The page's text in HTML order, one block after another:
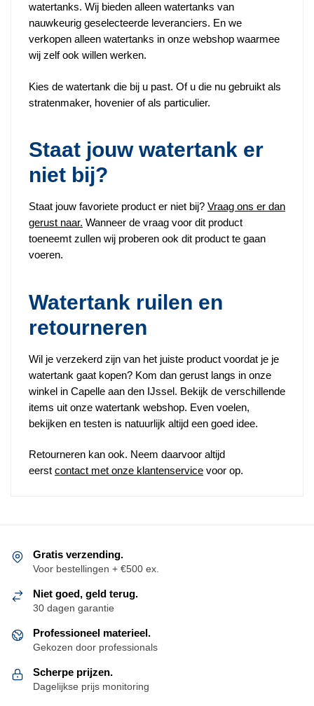
watertanks. Wij bieden alleen watertanks van
nauwkeurig geselecteerde leveranciers. En we
verkopen alleen watertanks in onze webshop waarmee
wij zelf ook willen werken.
Kies de watertank die bij u past. Of u die nu gebruikt als
stratenmaker, hovenier of als particulier.
Staat jouw watertank er
niet bij?
Staat jouw favoriete product er niet bij? Vraag ons er dan
gerust naar. Wanneer de vraag voor dit product
toeneemt zullen wij proberen ook dit product te gaan
voeren.
Watertank ruilen en
retourneren
Wil je verzekerd zijn van het juiste product voordat je je
watertank gaat kopen? Kom dan gerust langs in onze
winkel in Capelle aan den IJssel. Bekijk de verschillende
items uit onze watertank webshop. Even voelen,
bekijken en testen is natuurlijk altijd een goed idee.
Retourneren kan ook. Neem daarvoor altijd
eerst contact met onze klantenservice voor op.
Gratis verzending.
Voor bestellingen + €500 ex.
Niet goed, geld terug.
30 dagen garantie
Professioneel materieel.
Gekozen door professionals
Scherpe prijzen.
Dagelijkse prijs monitoring